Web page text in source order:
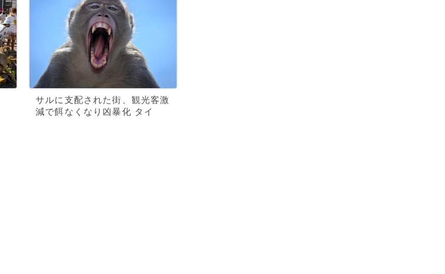
サルに支配された街、観光客激
減で餌なくなり凶暴化 タイ